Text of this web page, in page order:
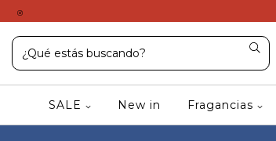
SALE New in Fragancias